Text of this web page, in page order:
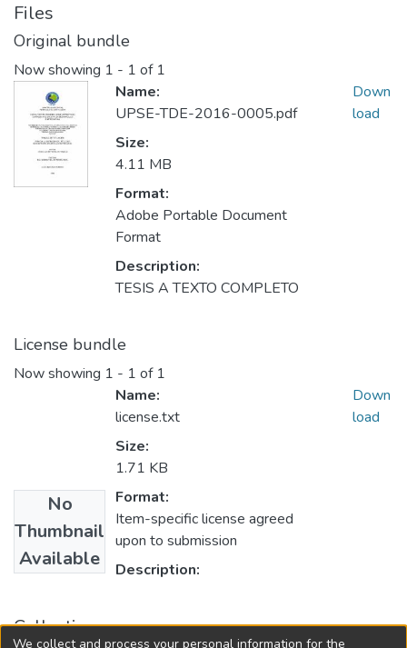
Files
Original bundle
Now showing 1 - 1 of 1
Name:
UPSE-TDE-2016-0005.pdf
Size:
4.11 MB
Format:
Adobe Portable Document
Format
Description:
TESIS A TEXTO COMPLETO
Down
load
License bundle
Now showing 1 - 1 of 1
No
Thumbnail
Available
Name:
license.txt
Size:
1.71 KB
Format:
Item-specific license agreed
upon to submission
Description:
Down
load
Collections
We collect and process your personal information for the